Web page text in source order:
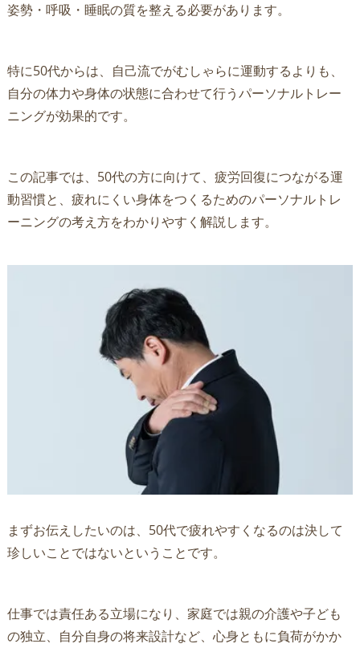
姿勢・呼吸・睡眠の質を整える必要があります。
特に50代からは、自己流でがむしゃらに運動するよりも、
自分の体力や身体の状態に合わせて行うパーソナルトレー
ニングが効果的です。
この記事では、50代の方に向けて、疲労回復につながる運
動習慣と、疲れにくい身体をつくるためのパーソナルトレ
ーニングの考え方をわかりやすく解説します。
まずお伝えしたいのは、50代で疲れやすくなるのは決して
珍しいことではないということです。
仕事では責任ある立場になり、家庭では親の介護や子ども
の独立、自分自身の将来設計など、心身ともに負荷がかか